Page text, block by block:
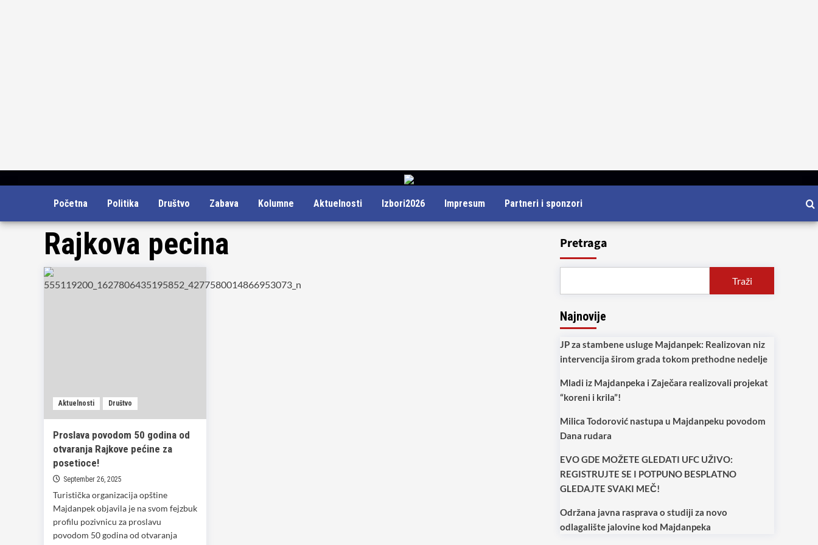
content
Početna Politika Društvo Zabava Kolumne Aktuelnosti Izbori2026 Impresum Partneri i sponzori
Rajkova pecina
Aktuelnosti Društvo
Proslava povodom 50 godina od
otvaranja Rajkove pećine za
posetioce!
September 26, 2025
Turistička organizacija opštine
Majdanpek objavila je na svom fejzbuk
profilu pozivnicu za proslavu
povodom 50 godina od otvaranja
Pretraga
Traži
Najnovije
JP za stambene usluge Majdanpek: Realizovan niz
intervencija širom grada tokom prethodne nedelje
Mladi iz Majdanpeka i Zaječara realizovali projekat
“koreni i krila”!
Milica Todorović nastupa u Majdanpeku povodom
Dana rudara
EVO GDE MOŽETE GLEDATI UFC UŽIVO:
REGISTRUJTE SE I POTPUNO BESPLATNO
GLEDAJTE SVAKI MEČ!
Održana javna rasprava o studiji za novo
odlagalište jalovine kod Majdanpeka